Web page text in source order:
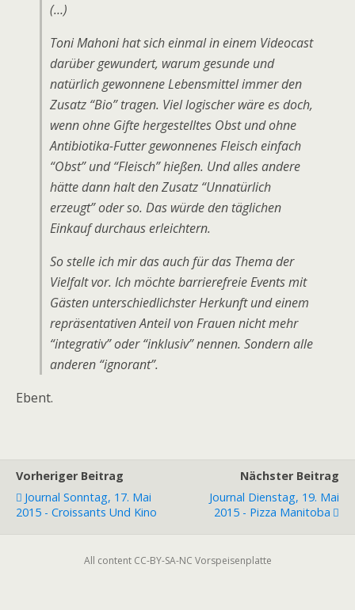
(…)
Toni Mahoni hat sich einmal in einem Videocast
darüber gewundert, warum gesunde und
natürlich gewonnene Lebensmittel immer den
Zusatz “Bio” tragen. Viel logischer wäre es doch,
wenn ohne Gifte hergestelltes Obst und ohne
Antibiotika-Futter gewonnenes Fleisch einfach
“Obst” und “Fleisch” hießen. Und alles andere
hätte dann halt den Zusatz “Unnatürlich
erzeugt” oder so. Das würde den täglichen
Einkauf durchaus erleichtern.
So stelle ich mir das auch für das Thema der
Vielfalt vor. Ich möchte barrierefreie Events mit
Gästen unterschiedlichster Herkunft und einem
repräsentativen Anteil von Frauen nicht mehr
“integrativ” oder “inklusiv” nennen. Sondern alle
anderen “ignorant”.
Ebent.
Vorheriger Beitrag
Journal Sonntag, 17. Mai
2015 - Croissants Und Kino
Nächster Beitrag
Journal Dienstag, 19. Mai
2015 - Pizza Manitoba
All content CC-BY-SA-NC Vorspeisenplatte